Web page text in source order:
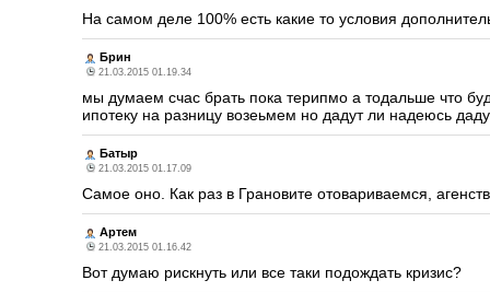
На самом деле 100% есть какие то условия
Брин
21.03.2015 01.19.34
мы думаем счас брать пока терипмо а тодальше что
ипотеку на разницу возеьмем но дадут ли надеюсь
Батыр
21.03.2015 01.17.09
Самое оно. Как раз в Грановите отовариваемся,
Артем
21.03.2015 01.16.42
Вот думаю рискнуть или все таки подождать кризис?